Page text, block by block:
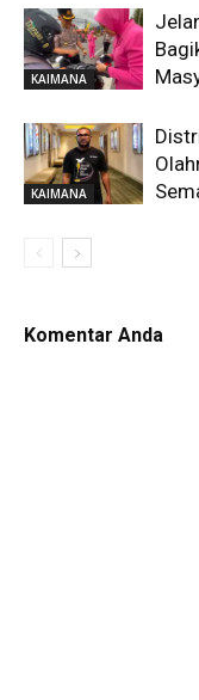
KAIMANA
KAIMANA
Komentar Anda